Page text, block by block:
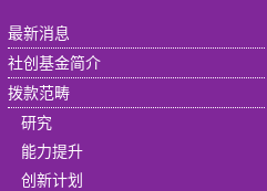
最新消息
社创基金简介
拨款范畴
研究
能力提升
创新计划